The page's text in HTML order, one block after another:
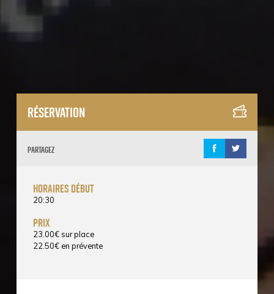
Réservation
Partagez
horaires début
20:30
prix
23.00€ sur place
22.50€ en prévente